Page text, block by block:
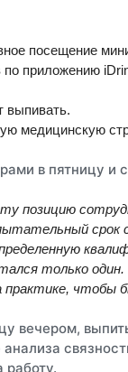
посещение
по приложению
выпивать.
медицинскую
в пятницу и
позицию
срок
только
практике,
вечером,